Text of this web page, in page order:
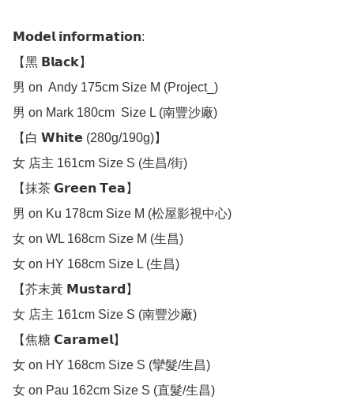
𝗠𝗼𝗱𝗲𝗹 𝗶𝗻𝗳𝗼𝗿𝗺𝗮𝘁𝗶𝗼𝗻:
【黑 𝗕𝗹𝗮𝗰𝗸】
男 on  Andy 175cm Size M (Project_)
男 on Mark 180cm  Size L (南豐沙廠)
【白 𝗪𝗵𝗶𝘁𝗲 (280g/190g)】
女 店主 161cm Size S (生昌/街)
【抹茶 𝗚𝗿𝗲𝗲𝗻 𝗧𝗲𝗮】
男 on Ku 178cm Size M (松屋影視中心)
女 on WL 168cm Size M (生昌)
女 on HY 168cm Size L (生昌)
【芥末黃 𝗠𝘂𝘀𝘁𝗮𝗿𝗱】
女 店主 161cm Size S (南豐沙廠)
【焦糖 𝗖𝗮𝗿𝗮𝗺𝗲𝗹】
女 on HY 168cm Size S (攣髮/生昌)
女 on Pau 162cm Size S (直髮/生昌)